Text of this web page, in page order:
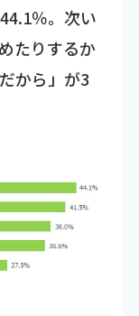
％。次い
たりするか
から」が3